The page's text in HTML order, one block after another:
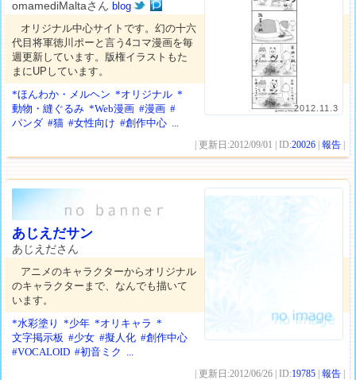
2012.11.3
omamediMaltaさんblog
オリジナル中心サイトです。幻の十六
代目将軍徳川ポーと言う4コマ漫画を毎
週更新しています。版権イラストもた
まにUPしています。
*ほんわか・メルヘン *オリジナル *
動物・縫ぐるみ *Web漫画 #漫画 #
パンダ #猫 #女性向け #創作中心 ...
| 更新日:2012/09/01 | ID:20026 |報告
あじえだサン
あじえださん
アニメのキャラクターからオリジナル
のキャラクターまで、なんでも描いて
います。
*水彩塗り
*少年 *オリキャラ *
文字掲示板 #少女 #擬人化 #創作中心
#VOCALOID #初音ミク ...
| 更新日:2012/06/26 | ID:19785 |報告